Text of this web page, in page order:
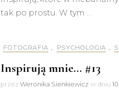
tak po prostu. W tym …
FOTOGRAFIA , PSYCHOLOGIA ,
Inspirują mnie… #13
przezWeronika Sienkiewicz w dniu